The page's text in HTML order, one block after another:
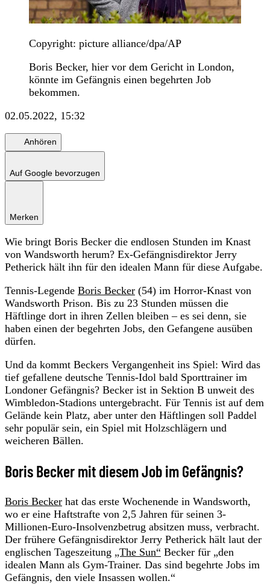
Copyright: picture alliance/dpa/AP
Boris Becker, hier vor dem Gericht in London,
könnte im Gefängnis einen begehrten Job
bekommen.
02.05.2022, 15:32
Anhören
Auf Google bevorzugen
Merken
Wie bringt Boris Becker die endlosen Stunden im Knast
von Wandsworth herum? Ex-Gefängnisdirektor Jerry
Petherick hält ihn für den idealen Mann für diese Aufgabe.
Tennis-Legende Boris Becker (54) im Horror-Knast von
Wandsworth Prison. Bis zu 23 Stunden müssen die
Häftlinge dort in ihren Zellen bleiben – es sei denn, sie
haben einen der begehrten Jobs, den Gefangene ausüben
dürfen.
Und da kommt Beckers Vergangenheit ins Spiel: Wird das
tief gefallene deutsche Tennis-Idol bald Sporttrainer im
Londoner Gefängnis? Becker ist in Sektion B unweit des
Wimbledon-Stadions untergebracht. Für Tennis ist auf dem
Gelände kein Platz, aber unter den Häftlingen soll Paddel
sehr populär sein, ein Spiel mit Holzschlägern und
weicheren Bällen.
Boris Becker mit diesem Job im Gefängnis?
Boris Becker hat das erste Wochenende in Wandsworth,
wo er eine Haftstrafte von 2,5 Jahren für seinen 3-
Millionen-Euro-Insolvenzbetrug absitzen muss, verbracht.
Der frühere Gefängnisdirektor Jerry Petherick hält laut der
englischen Tageszeitung „The Sun“ Becker für „den
idealen Mann als Gym-Trainer. Das sind begehrte Jobs im
Gefängnis, den viele Insassen wollen.“